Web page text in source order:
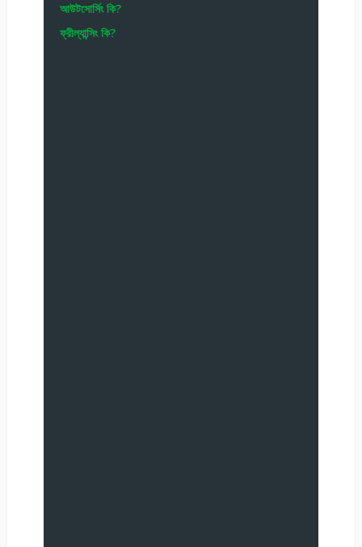
আউটসোর্সিং কি?
ফ্রীল্যান্সিং কি?